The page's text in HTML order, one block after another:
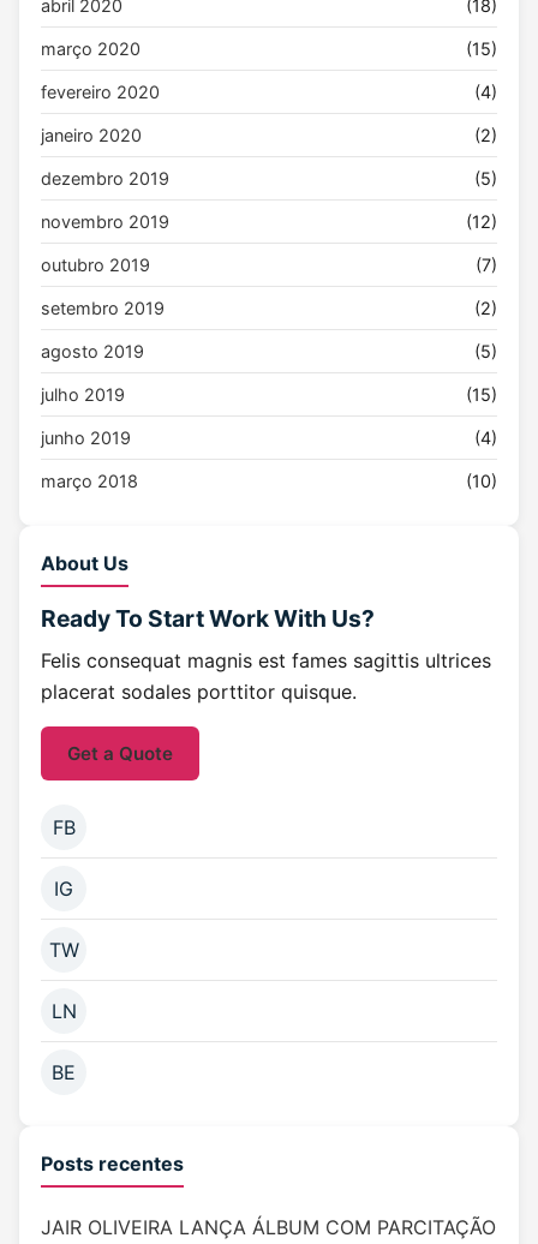
abril 2020 (18)
março 2020 (15)
fevereiro 2020 (4)
janeiro 2020 (2)
dezembro 2019 (5)
novembro 2019 (12)
outubro 2019 (7)
setembro 2019 (2)
agosto 2019 (5)
julho 2019 (15)
junho 2019 (4)
março 2018 (10)
About Us
Ready To StartWork With Us?
Felis consequat magnis est fames sagittis ultrices
placerat sodales porttitor quisque.
Get a Quote
FB
IG
TW
LN
BE
Posts recentes
JAIR OLIVEIRA LANÇA ÁLBUM COM PARCITAÇÃO